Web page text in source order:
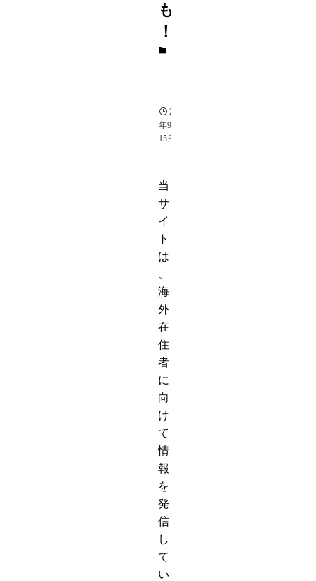
も
！
2022
年9月
15日
当
サ
イ
ト
は
海
外
在
住
者
に
向
け
て
情
報
を
発
信
し
て
い